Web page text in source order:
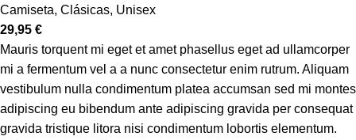
Camiseta, Clásicas, Unisex
29,95 €
Mauris torquent mi eget et amet phasellus eget ad ullamcorper
mi a fermentum vel a a nunc consectetur enim rutrum. Aliquam
vestibulum nulla condimentum platea accumsan sed mi montes
adipiscing eu bibendum ante adipiscing gravida per consequat
gravida tristique litora nisi condimentum lobortis elementum.